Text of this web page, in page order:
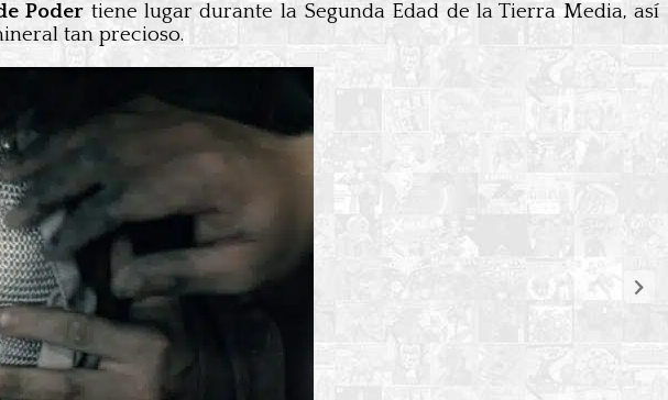
Poder tiene lugar durante la Segunda Edad de la Tierra Media, así
tan precioso.